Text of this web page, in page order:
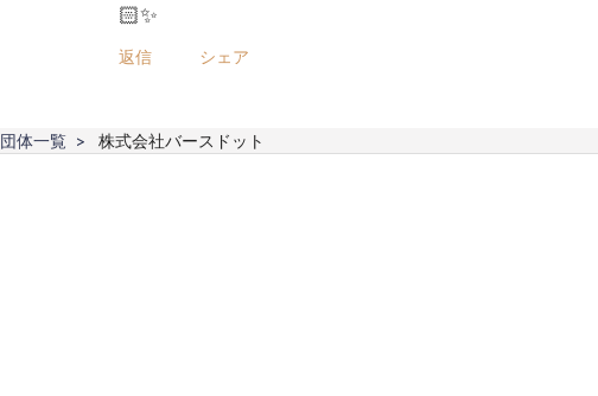
🏻✨
返信 シェア
団体一覧 株式会社バースドット